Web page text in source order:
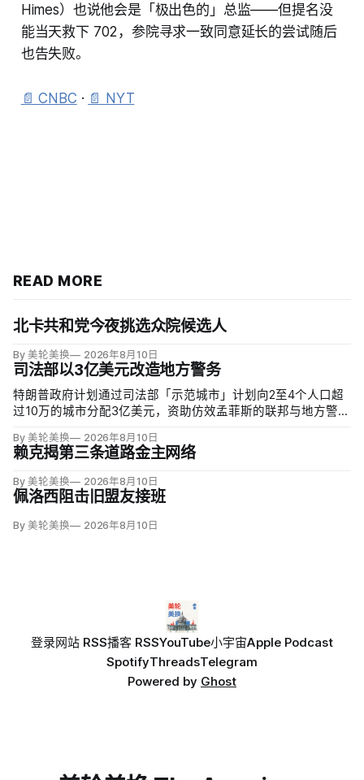
Himes）也说他会是「极出色的」总监——但提名没
能当天救下 702，参院寻求一致同意延长的尝试随后
也告失败。
📄 CNBC · 📄 NYT
READ MORE
北卡共和党今夜挑选众院候选人
By 美轮美换 2026年8月10日
司法部以3亿美元改造地方警务
特朗普政府计划通过司法部「示范城市」计划向2至4个人口超
过10万的城市分配3亿美元，资助仿效孟菲斯的联邦与地方警力
游荡和强制治疗等政策，并预先同意在暴力犯罪或「公共骚
乱」激增时偿还未来联邦介入成本。
By 美轮美换 2026年8月10日
赖克揭第三条道路金主网络
By 美轮美换 2026年8月10日
佩洛西阻击旧盟友接班
By 美轮美换 2026年8月10日
登录网站 RSS播客 RSSYouTube小宇宙Apple Podcast
SpotifyThreadsTelegram
Powered by Ghost